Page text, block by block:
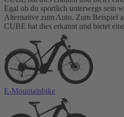
Egal ob du sportlich unterwegs sein
Alternative zum Auto. Zum Beispiel
CUBE hat dies erkannt und bietet
E-Mountainbike